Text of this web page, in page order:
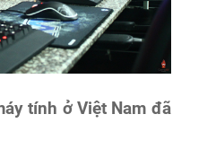
tính ở Việt Nam đã